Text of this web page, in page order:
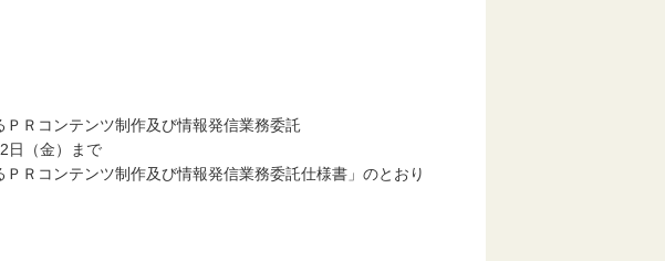
ＰＲコンテンツ制作及び情報発信業務委託
日（金）まで
Ｒコンテンツ制作及び情報発信業務委託仕様書」のとおり